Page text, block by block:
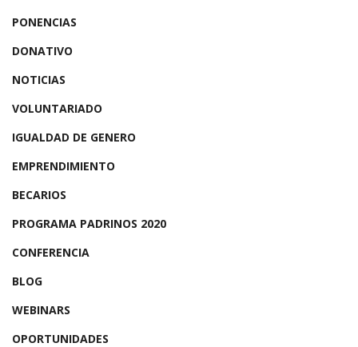
PONENCIAS
DONATIVO
NOTICIAS
VOLUNTARIADO
IGUALDAD DE GENERO
EMPRENDIMIENTO
BECARIOS
PROGRAMA PADRINOS 2020
CONFERENCIA
BLOG
WEBINARS
OPORTUNIDADES